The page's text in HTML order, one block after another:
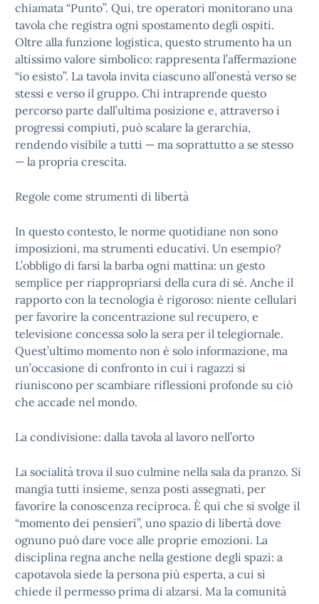
chiamata “Punto”. Qui, tre operatori monitorano una
tavola che registra ogni spostamento degli ospiti.
Oltre alla funzione logistica, questo strumento ha un
altissimo valore simbolico: rappresenta l’affermazione
“io esisto”. La tavola invita ciascuno all’onestà verso se
stessi e verso il gruppo. Chi intraprende questo
percorso parte dall’ultima posizione e, attraverso i
progressi compiuti, può scalare la gerarchia,
rendendo visibile a tutti — ma soprattutto a se stesso
— la propria crescita.
Regole come strumenti di libertà
In questo contesto, le norme quotidiane non sono
imposizioni, ma strumenti educativi. Un esempio?
L’obbligo di farsi la barba ogni mattina: un gesto
semplice per riappropriarsi della cura di sé. Anche il
rapporto con la tecnologia è rigoroso: niente cellulari
per favorire la concentrazione sul recupero, e
televisione concessa solo la sera per il telegiornale.
Quest’ultimo momento non è solo informazione, ma
un’occasione di confronto in cui i ragazzi si
riuniscono per scambiare riflessioni profonde su ciò
che accade nel mondo.
La condivisione: dalla tavola al lavoro nell’orto
La socialità trova il suo culmine nella sala da pranzo. Si
mangia tutti insieme, senza posti assegnati, per
favorire la conoscenza reciproca. È qui che si svolge il
“momento dei pensieri”, uno spazio di libertà dove
ognuno può dare voce alle proprie emozioni. La
disciplina regna anche nella gestione degli spazi: a
capotavola siede la persona più esperta, a cui si
chiede il permesso prima di alzarsi. Ma la comunità